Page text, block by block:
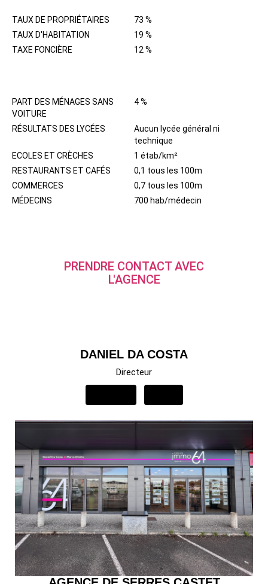
TAUX DE PROPRIÉTAIRES
73 %
TAUX D'HABITATION
19 %
TAXE FONCIÈRE
12 %
PART DES MÉNAGES SANS
VOITURE
4 %
RÉSULTATS DES LYCÉES
Aucun lycée général ni
technique
ECOLES ET CRÈCHES
1 étab/km²
RESTAURANTS ET CAFÉS
0,1 tous les 100m
COMMERCES
0,7 tous les 100m
MÉDECINS
700 hab/médecin
PRENDRE CONTACT AVEC
L'AGENCE
DANIEL DA COSTA
Directeur